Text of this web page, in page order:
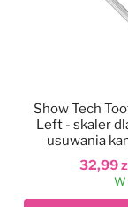
32,99
Show Tech
Left - skaler
usuwania
nazębnego,
W